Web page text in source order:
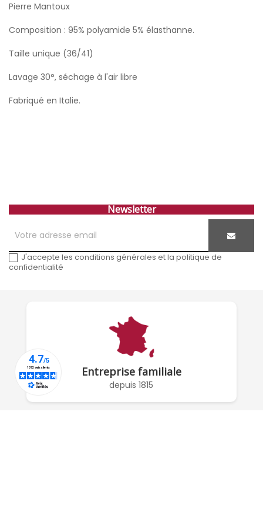
Pierre Mantoux
Composition : 95% polyamide 5% élasthanne.
Taille unique (36/41)
Lavage 30°, séchage à l'air libre
Fabriqué en Italie.
Newsletter
J'accepte les conditions générales et la politique de
confidentialité
Entreprise familiale
depuis 1815